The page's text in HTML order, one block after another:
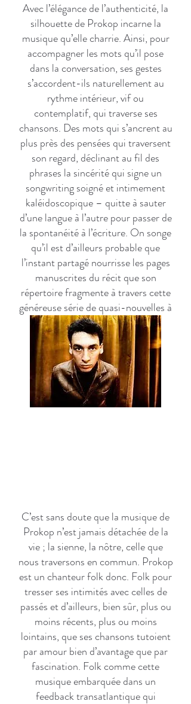
Avec l’élégance de l’authenticité, la
silhouette de Prokop incarne la
musique qu’elle charrie. Ainsi, pour
accompagner les mots qu’il pose
dans la conversation, ses gestes
s’accordent-ils naturellement au
rythme intérieur, vif ou
contemplatif, qui traverse ses
chansons. Des mots qui s’ancrent au
plus près des pensées qui traversent
son regard, déclinant au fil des
phrases la sincérité qui signe un
songwriting soigné et intimement
kaléidoscopique – quitte à sauter
d’une langue à l’autre pour passer de
la spontanéité à l’écriture. On songe
qu’il est d’ailleurs probable que
l’instant partagé nourrisse les pages
manuscrites du récit que son
répertoire fragmente à travers cette
généreuse série de quasi-nouvelles à
chanter.
C’est sans doute que la musique de
Prokop n’est jamais détachée de la
vie ; la sienne, la nôtre, celle que
nous traversons en commun. Prokop
est un chanteur folk donc. Folk pour
tresser ses intimités avec celles de
passés et d’ailleurs, bien sûr, plus ou
moins récents, plus ou moins
lointains, que ses chansons tutoient
par amour bien d’avantage que par
fascination. Folk comme cette
musique embarquée dans un
feedback transatlantique qui